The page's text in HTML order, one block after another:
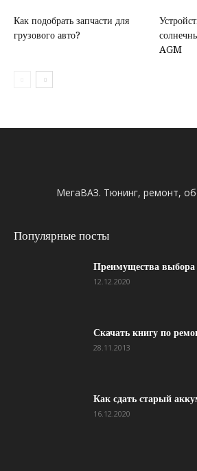
Как подобрать запчасти для
грузового авто?
AGM
МегаВАЗ. Тюнинг, ремонт,
Популярные посты
Преимущества
12.12.2020
Скачать книгу по
28.11.2013
Как сдать старый
16.12.2020